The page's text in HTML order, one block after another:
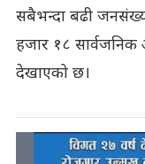
सबैभन्दा बढी
हजार १८ सार्वजनिक
देखाएको छ।